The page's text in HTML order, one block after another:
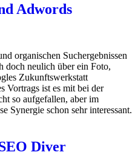
Adwords
organischen Suchergebnissen
doch neulich über ein Foto,
Zukunftswerkstatt
Vortrags ist es mit bei der
so aufgefallen, aber im
Synergie schon sehr interessant.
Diver